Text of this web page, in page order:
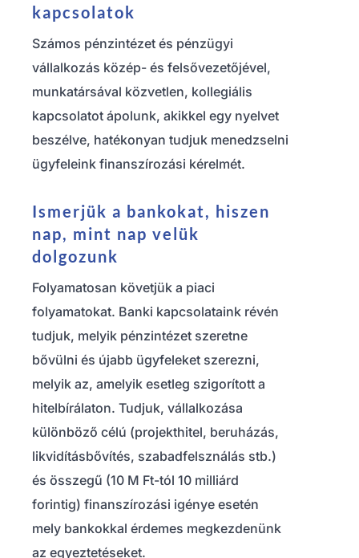
kapcsolatok
Számos pénzintézet és pénzügyi
vállalkozás közép- és felsővezetőjével,
munkatársával közvetlen, kollegiális
kapcsolatot ápolunk, akikkel egy nyelvet
beszélve, hatékonyan tudjuk menedzselni
ügyfeleink finanszírozási kérelmét.
Ismerjük a bankokat, hiszen
nap, mint nap velük
dolgozunk
Folyamatosan követjük a piaci
folyamatokat. Banki kapcsolataink révén
tudjuk, melyik pénzintézet szeretne
bővülni és újabb ügyfeleket szerezni,
melyik az, amelyik esetleg szigorított a
hitelbírálaton. Tudjuk, vállalkozása
különböző célú (projekthitel, beruházás,
likvidításbővítés, szabadfelsználás stb.)
és összegű (10 M Ft-tól 10 milliárd
forintig) finanszírozási igényeesetén
mely bankokkal érdemes megkezdenünk
az egyeztetéseket.